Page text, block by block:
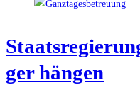
ger hängen